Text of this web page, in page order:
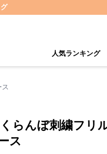
人気ランキング
らんぼ刺繍フリ
ス